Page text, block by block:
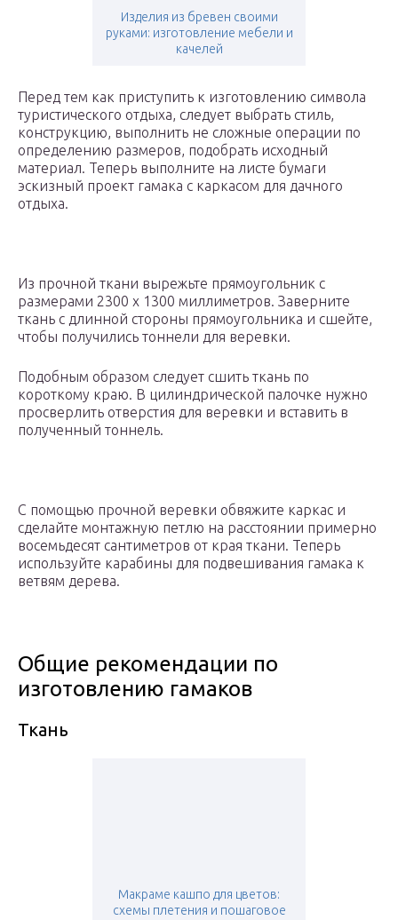
Изделия из бревен своими
руками: изготовление мебели и
качелей
Перед тем как приступить к изготовлению символа
туристического отдыха, следует выбрать стиль,
конструкцию, выполнить не сложные операции по
определению размеров, подобрать исходный
материал. Теперь выполните на листе бумаги
эскизный проект гамака с каркасом для дачного
отдыха.
Из прочной ткани вырежьте прямоугольник с
размерами 2300 х 1300 миллиметров. Заверните
ткань с длинной стороны прямоугольника и сшейте,
чтобы получились тоннели для веревки.
Подобным образом следует сшить ткань по
короткому краю. В цилиндрической палочке нужно
просверлить отверстия для веревки и вставить в
полученный тоннель.
С помощью прочной веревки обвяжите каркас и
сделайте монтажную петлю на расстоянии примерно
восемьдесят сантиметров от края ткани. Теперь
используйте карабины для подвешивания гамака к
ветвям дерева.
Общие рекомендации по
изготовлению гамаков
Ткань
Макраме кашпо для цветов:
схемы плетения и пошаговое